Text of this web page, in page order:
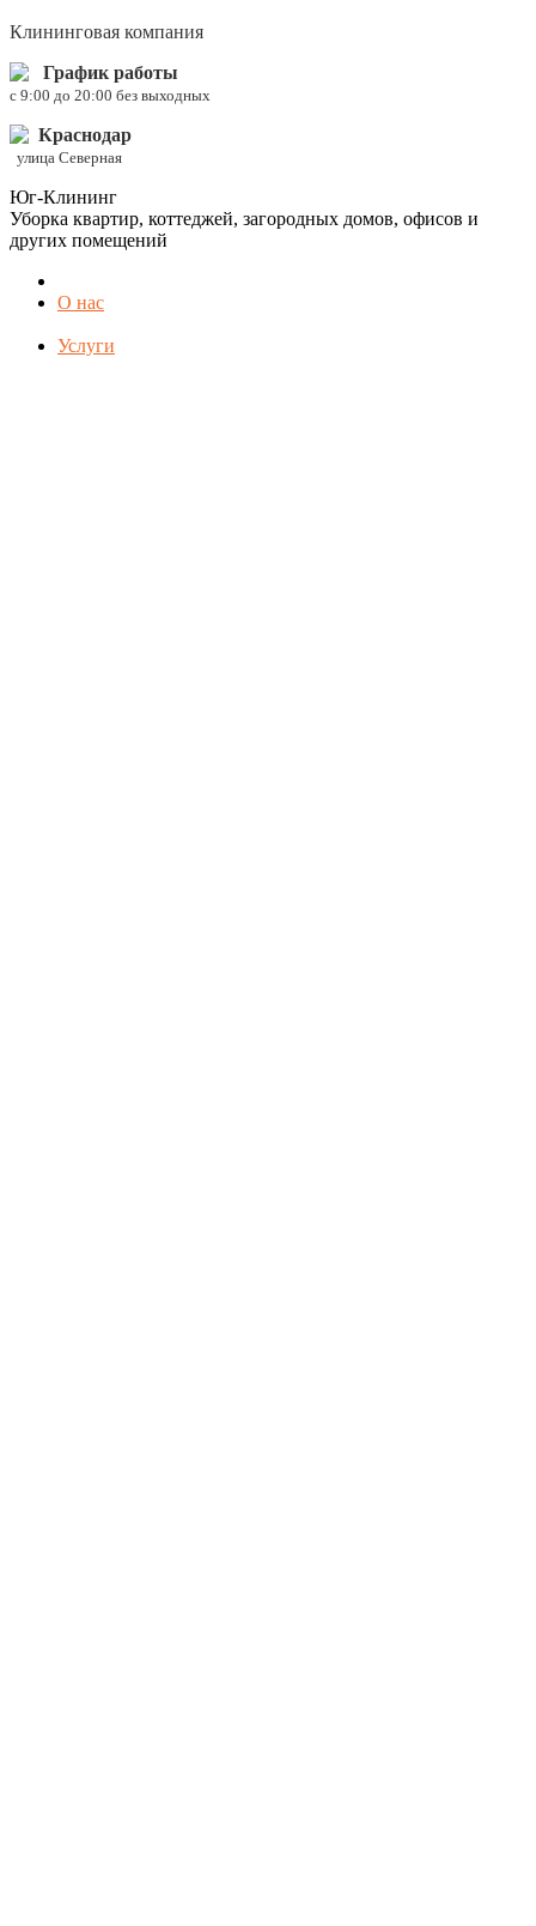
Клининговая компания
График работы
c 9:00 до 20:00 без выходных
Краснодар
улица Северная
Юг-Клининг
Уборка квартир, коттеджей, загородных домов, офисов и
других помещений
О нас
Услуги